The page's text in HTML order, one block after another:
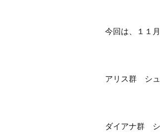
1年次の活動
3,4年次の活動
今回は、１１
アリス群 シュ
ダイアナ群 シ